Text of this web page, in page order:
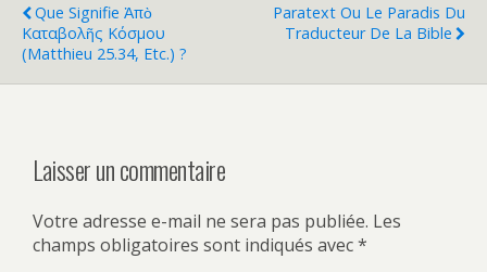
Que Signifie Ἀπὸ
Καταβολῆς Κόσμου
(Matthieu 25.34, Etc.) ?
Paratext Ou Le Paradis Du
Traducteur De La Bible
Laisser un commentaire
Votre adresse e-mail ne sera pas publiée. Les
champs obligatoires sont indiqués avec*